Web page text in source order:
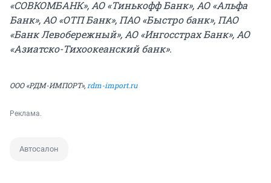
«СОВКОМБАНК», АО «Тинькофф Банк», АО «Альфа
Банк», АО «ОТП Банк», ПАО «Быстро банк», ПАО
«Банк Левобережный», АО «Ингосстрах Банк», АО
«Азиатско-Тихоокеанский банк».
ООО «РДМ-ИМПОРТ»,rdm-import.ru
Реклама.
Автосалон